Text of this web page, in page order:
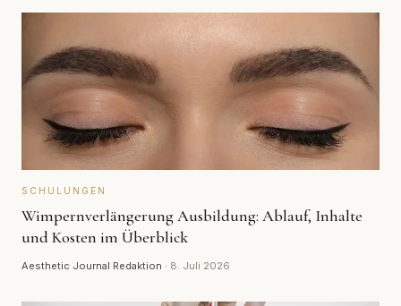
SCHULUNGEN
Wimpernverlängerung Ausbildung: Ablauf, Inhalte
und Kosten im Überblick
Aesthetic Journal Redaktion · 8. Juli 2026